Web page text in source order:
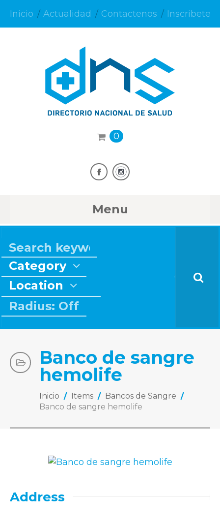
Inicio Actualidad Contactenos Inscribete
0
Menu
Category
Location
Radius: Off
Banco de sangre
hemolife
Inicio / Items / Bancos de Sangre /
Banco de sangre hemolife
Address